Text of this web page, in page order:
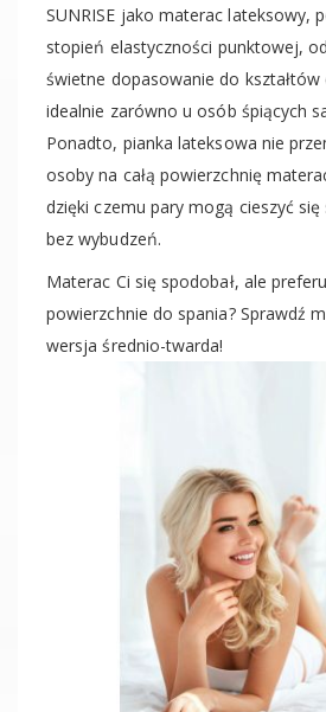
SUNRISE jako materac lateksowy,
stopień elastyczności punktowej,
świetne dopasowanie do kształtów
idealnie zarówno u osób śpiących
Ponadto, pianka lateksowa nie
osoby na całą powierzchnię
dzięki czemu pary mogą cieszyć
bez wybudzeń.
Materac Ci się spodobał, ale
powierzchnie do spania? Sprawdź
wersja średnio-twarda!